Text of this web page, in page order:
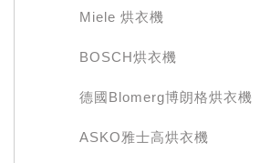
Miele 烘衣機
BOSCH烘衣機
德國Blomerg博朗格烘衣機
ASKO雅士高烘衣機